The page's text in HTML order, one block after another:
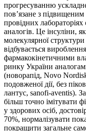
прогресуванню
пов’язане з
провідних лабораторіях
аналогів. Це інсуліни,
молекулярної структури
відбувається
фармакокінетичними
ринку України
(новорапід, Novo
подовженої дії, без
лантус, sanofi-aventis).
більш точно імітувати
у здорових осіб,
70%, нормалізувати
покращити загальне